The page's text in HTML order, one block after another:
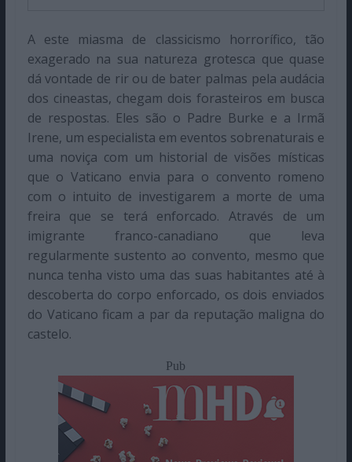
A este miasma de classicismo horrorífico, tão
exagerado na sua natureza grotesca que quase
dá vontade de rir ou de bater palmas pela audácia
dos cineastas, chegam dois forasteiros em busca
de respostas. Eles são o Padre Burke e a Irmã
Irene, um especialista em eventos sobrenaturais e
uma noviça com um historial de visões místicas
que o Vaticano envia para o convento romeno
com o intuito de investigarem a morte de uma
freira que se terá enforcado. Através de um
imigrante franco-canadiano que leva
regularmente sustento ao convento, mesmo que
nunca tenha visto uma das suas habitantes até à
descoberta do corpo enforcado, os dois enviados
do Vaticano ficam a par da reputação maligna do
castelo.
Pub